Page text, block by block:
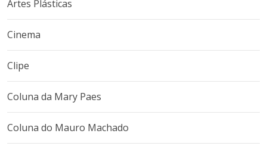
Artes Plásticas
Cinema
Clipe
Coluna da Mary Paes
Coluna do Mauro Machado